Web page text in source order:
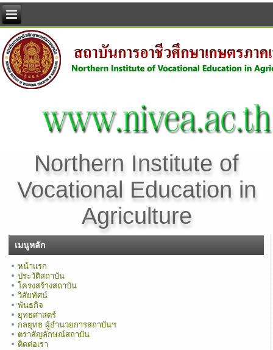
Northern Institute of
Vocational Education in
Agriculture
เมนูหลัก
หน้าแรก
ประวัติสถาบัน
โครงสร้างสถาบัน
วิสัยทัศน์
พันธกิจ
ยุทธศาสตร์
กลยุทธ ผู้อำนวยการสถาบันฯ
ตราสัญลักษณ์สถาบัน
ติดต่อเรา